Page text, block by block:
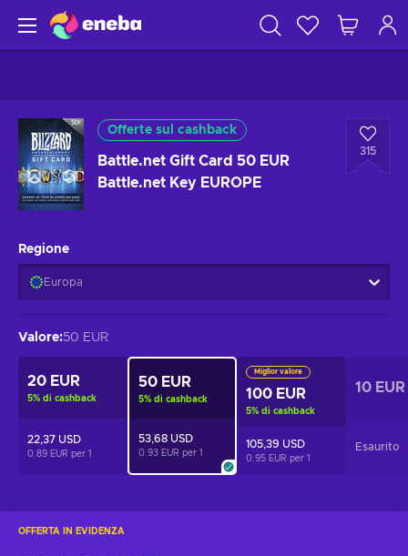
Offerte sul cashback
Battle.net Gift Card 50 EUR
Battle.net Key EUROPE
315
OFFERTA IN EVIDENZA
Regione
Europa
Valore:50 EUR
20 EUR
5% di cashback
22,37 USD
0.89 EUR per 1
50 EUR
5% di cashback
53,68 USD
0.93 EUR per 1
Miglior valore
100 EUR
5% di cashback
105,39 USD
0.95 EUR per 1
10 EUR
Esaurito